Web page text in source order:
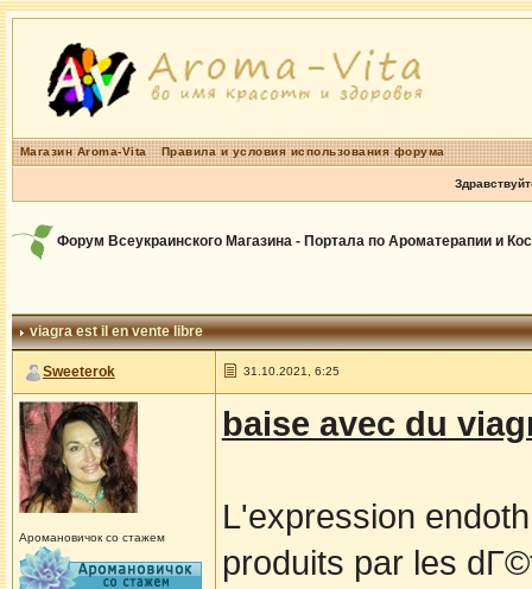
Магазин Aroma-Vita Правила и условия использования форума
Форум Всеукраинского Магазина - Портала по Ароматерапии и
viagra est il en vente libre
Sweeterok 31.10.2021, 6:25
Аромановичок со стажем
baise avec du
L'expression
produits par les